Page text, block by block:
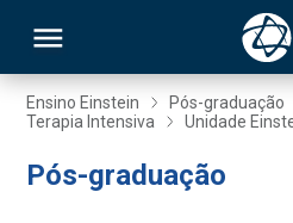
Ensino Einstein Pós-graduação
Terapia Intensiva
Unidade
Pós-graduação